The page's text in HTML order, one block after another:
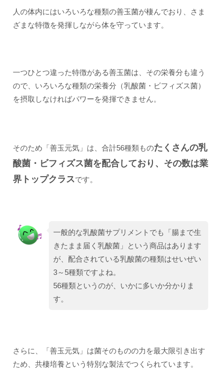
人の体内にはいろいろな種類の善玉菌が棲んでおり、さま
ざまな特徴を発揮しながら体を守っています。
一つひとつ違った特徴がある善玉菌は、その栄養分も違う
ので、いろいろな種類の栄養分（乳酸菌・ビフィズス菌）
を摂取しなければパワーを発揮できません。
そのため「善玉元気」は、合計56種類ものたくさんの乳
酸菌・ビフィズス菌を配合しており、その数は業
界トップクラスです。
一般的な乳酸菌サプリメントでも「腸まで生
きたまま届く乳酸菌」という商品はあります
が、配合されている乳酸菌の種類はせいぜい
3～5種類ですよね。
56種類というのが、いかに多いか分かりま
す。
さらに、「善玉元気」は菌そのものの力を最大限引き出す
ため、共棲培養という特別な製法でつくられています。